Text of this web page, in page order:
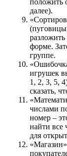
положить
далее).
форме.
группе.
игрушек
1, 2, 3, 5,
сказать,
числами
номер –
найти все
для